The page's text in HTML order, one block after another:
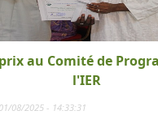
au Comité de
l'IER
08/2025 - 14:33:31